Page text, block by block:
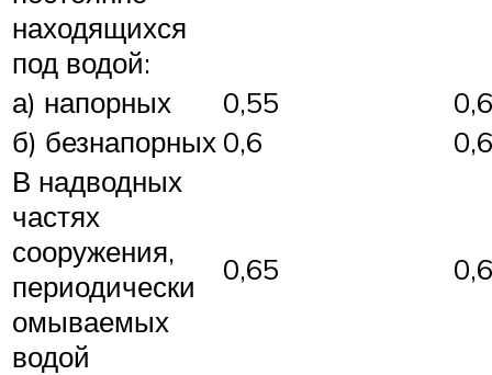
находящихся
под водой:
а) напорных
0,55
0,6
б) безнапорных 0,6
В надводных
частях
сооружения,
периодически
омываемых
водой
0,65